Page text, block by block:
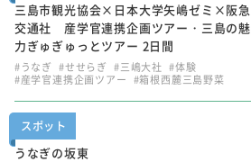
三島市観光協会×日本大学矢嶋ゼミ×阪急
交通社 産学官連携企画ツアー・三島の魅
力ぎゅぎゅっとツアー 2日間
#うなぎ #せせらぎ #三嶋大社 #体験
#産学官連携企画ツアー #箱根西麓三島野菜
スポット
うなぎの坂東